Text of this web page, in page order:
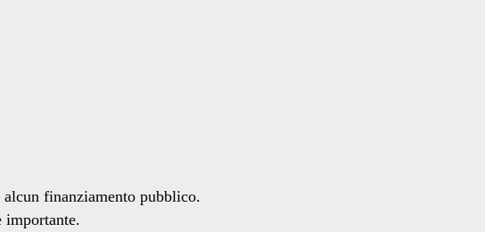
finanziamento pubblico.
importante.